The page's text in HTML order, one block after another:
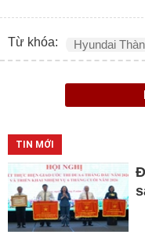
Từ khóa: Hyundai
TIN MỚI